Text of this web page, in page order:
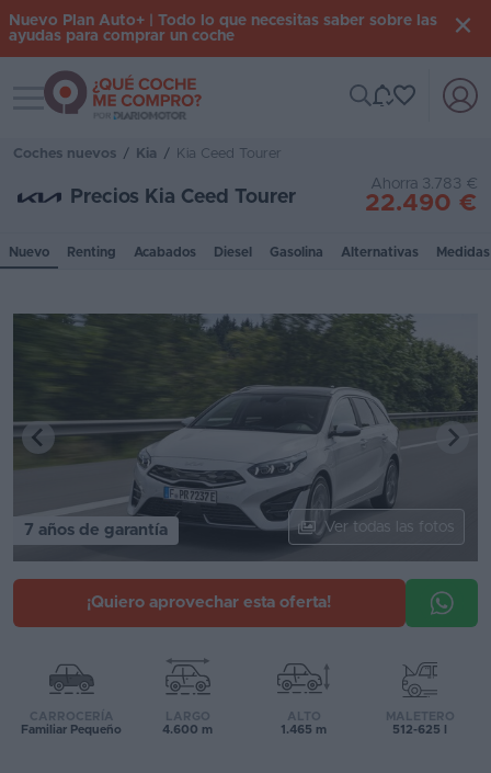
Iniciar
Coches
Stock
KM
Segunda
Eléctricos
Ofertas
Asistente
Nuevo Plan Auto+ | Todo lo que necesitas saber sobre las
ayudas para comprar un coche
Toggle navigation
Coches nuevos / Kia / Kia Ceed Tourer
Precios Kia Ceed Tourer
Ahorra 3.783 €
22.490 €
Nuevo Renting Acabados Diesel Gasolina Alternativas Medidas
7 años de garantía Ver todas las fotos
¡Quiero aprovechar esta oferta!
CARROCERÍA
Familiar Pequeño
LARGO
4.600 m
ALTO
1.465 m
MALETERO
512-625 l